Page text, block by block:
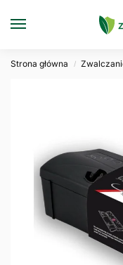
Strona główna /